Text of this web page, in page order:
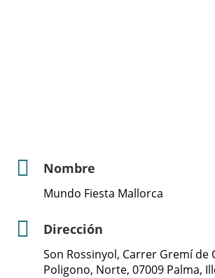
Nombre
Mundo Fiesta Mallorca
Dirección
Son Rossinyol, Carrer Gremí de
Poligono, Norte, 07009 Palma,